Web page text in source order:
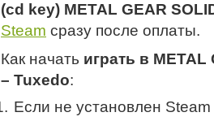
(cd key) METAL GEAR
Steam сразу после оплаты.
Как начать играть в METAL
– Tuxedo:
Если не установлен